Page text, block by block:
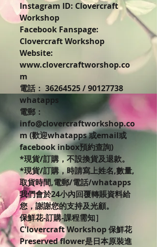
Instagram ID: Clovercraft
Workshop
Facebook Fanspage:
Clovercraft Workshop
Website:
www.clovercraftworshop.co
m
電話： 36264525 / 90127738
whatapps
電郵：
info@clovercraftworkshop.co
m (歡迎whatapps 或email或
facebook inbox預約查詢)
*現貨/訂購，不設換貨及退款。
*現貨/訂購，時請寫上姓名,數量,
取貨時間,電郵/電話/whatapps
我們會於24小內回覆轉賬資料給
您，謝謝您的支持及光顧。
保鮮花-訂購-課程需知］
C'lovercraft Workshop 保鮮花
Preserved flower是日本原裝進